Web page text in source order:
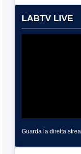
LABTV LIVE
Guarda la diretta